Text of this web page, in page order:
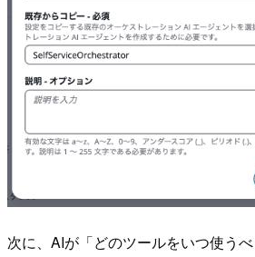
次に、AIが「どのツールをいつ使う